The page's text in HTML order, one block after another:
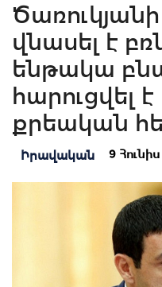
վնասել է
ենթակա
հարուցվել
քրեական
Իրավական 9 Հունիս